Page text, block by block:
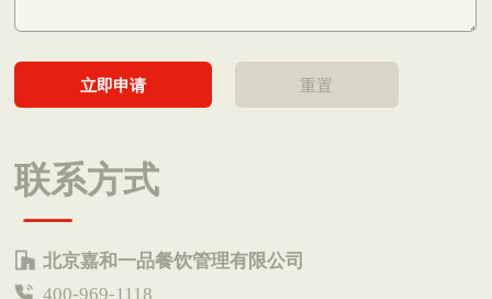
联系方式
北京嘉和一品餐饮管理有限公司
400-969-1118